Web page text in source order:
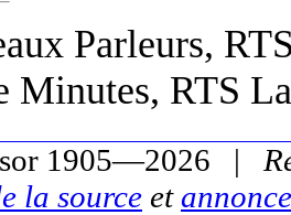
Parleurs,
Minutes, RTS
1905—2026 |
la source et